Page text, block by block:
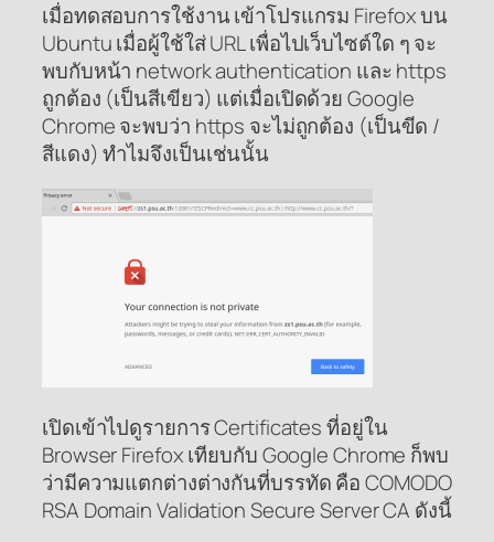
เมื่อทดสอบการใช้งาน เข้าโปรแกรม Firefox บน
Ubuntu เมื่อผู้ใช้ใส่ URL เพื่อไปเว็บไซต์ใด ๆ จะ
พบกับหน้า network authentication และ https
ถูกต้อง (เป็นสีเขียว) แต่เมื่อเปิดด้วย Google
Chrome จะพบว่า https จะไม่ถูกต้อง (เป็นขีด /
สีแดง) ทำไมจึงเป็นเช่นนั้น
เปิดเข้าไปดูรายการ Certificates ที่อยู่ใน
Browser Firefox เทียบกับ Google Chrome ก็พบ
ว่ามีความแตกต่างต่างกันที่บรรทัด คือ COMODO
RSA Domain Validation Secure Server CA ดังนี้